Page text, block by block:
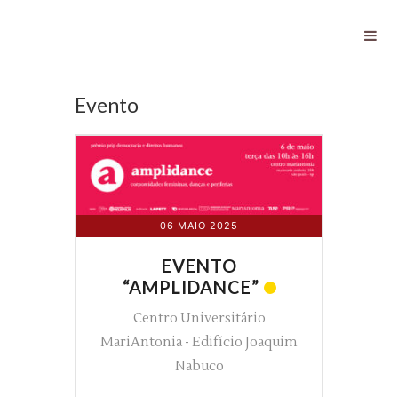
Evento
06 MAIO 2025
EVENTO
“AMPLIDANCE”
Centro Universitário
MariAntonia - Edifício Joaquim
Nabuco